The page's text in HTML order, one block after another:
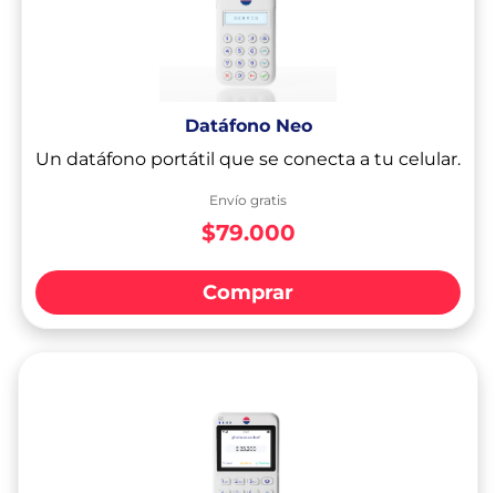
Datáfono Neo
Un datáfono portátil que se conecta a tu celular.
Envío gratis
$79.000
Comprar